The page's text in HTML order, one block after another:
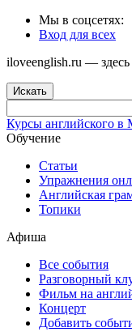
Мы в соцсетях:
Вход для всех
iloveenglish.ru —
Искать
Курсы английского в
Обучение
Статьи
Упражнения
Английская
Топики
Афиша
Все события
Разговорный
Фильм на
Концерт
Добавить